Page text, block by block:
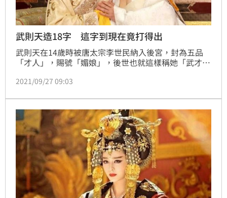
武則天造18字 這字到現在竟打得出
武則天在14歲時被唐太宗李世民納入後宮，封為五品
「才人」，賜號「媚娘」，後世也就這樣稱她「武才
為尼。到了唐高宗李治繼位之後，武則天才重新回到宮
利中心點上，武則天想做一些不一樣的事來標榜自己的
權威，也希望藉此流傳後世。其中，「改造文字」就是
她獨特想法下所做的事。（記者林辰彥／綜合報導）
2021/09/27 09:03